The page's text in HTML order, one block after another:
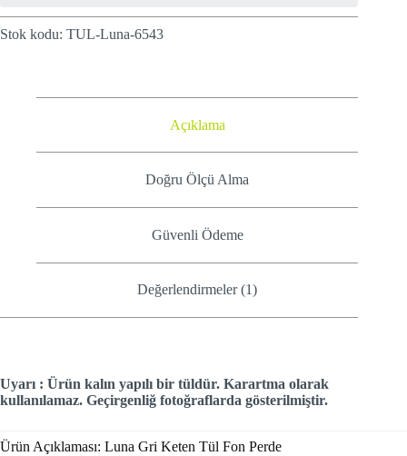
Stok kodu: TUL-Luna-6543
Açıklama
Doğru Ölçü Alma
Güvenli Ödeme
Değerlendirmeler (1)
Uyarı : Ürün kalın yapılı bir tüldür. Karartma olarak
kullanılamaz. Geçirgenliğ fotoğraflarda gösterilmiştir.
Ürün Açıklaması: Luna Gri Keten Tül Fon Perde